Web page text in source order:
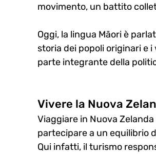
movimento, un battito
Oggi, la lingua Māori è
storia dei popoli originari e i
parte integrante della
Vivere la Nuova
Viaggiare in Nuova
partecipare a un equilibrio
Qui infatti, il turismo